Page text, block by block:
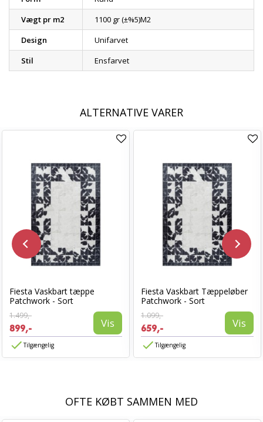
Vægt pr m2
1100 gr (±%5)M2
Design
Unifarvet
Stil
Ensfarvet
ALTERNATIVE VARER
Fiesta Vaskbart tæppe
Patchwork - Sort
1.499,-
899,- Vis
Tilgængelig
Fiesta Vaskbart Tæppeløber
Patchwork - Sort
1.099,-
659,- Vis
Tilgængelig
OFTE KØBT SAMMEN MED